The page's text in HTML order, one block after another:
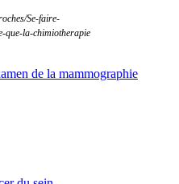
Se-faire-
que-la-chimiotherapie
de la mammographie